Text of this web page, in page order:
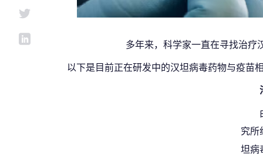
多年来，科学家一直在寻找治疗
以下是目前正在研发中的汉坦病毒药物与疫苗
究所
坦病